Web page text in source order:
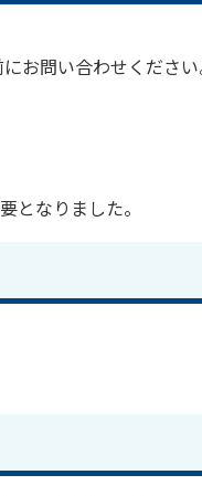
お問い合わせくださ
となりました。